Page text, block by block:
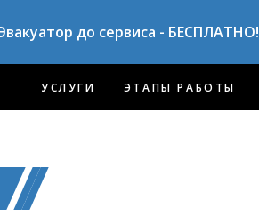
до сервиса - БЕСПЛАТНО!
УСЛУГИ ЭТАПЫ РАБОТЫ